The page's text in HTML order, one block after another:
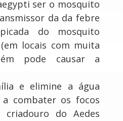
ser o mosquito
da da febre
do mosquito
locais com muita
pode causar a
e elimine a água
a combater os focos
do Aedes